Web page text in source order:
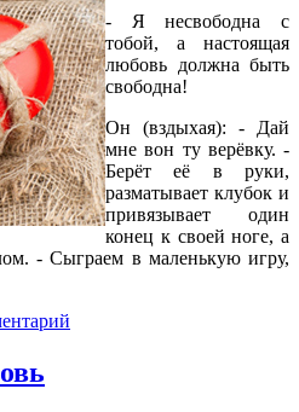
- Я несвободна с
тобой, а настоящая
любовь должна быть
свободна!
Он (вздыхая): - Дай
мне вон ту верёвку. -
Берёт её в руки,
разматывает клубок и
привязывает один
конец к своей ноге, а
- Сыграем в маленькую игру,